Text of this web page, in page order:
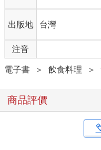
致、更嚴謹的學問，讓它更
不斷地認真檢視與衡量自己
觀察結果上─也就是「實證
這門科學，是最有可能找到
了。
不過，在波林的生涯中，要
重大誤解時，他重重地栽了
作《實驗心理學歷史上的感
Perception in the History of
視為人類感官的權威科學調
牛頓爵士對於光與色彩的研究
出版地 台灣
注音
電子書 ＞ 飲食料理 ＞
商品評價